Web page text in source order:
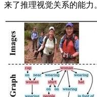
来了推理视觉关系的能力